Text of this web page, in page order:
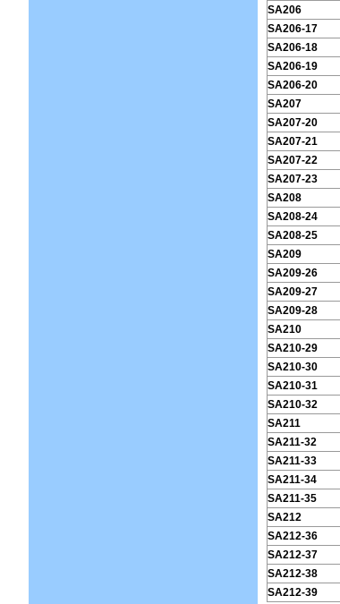
SA206
SA206-17
SA206-18
SA206-19
SA206-20
SA207
SA207-20
SA207-21
SA207-22
SA207-23
SA208
SA208-24
SA208-25
SA209
SA209-26
SA209-27
SA209-28
SA210
SA210-29
SA210-30
SA210-31
SA210-32
SA211
SA211-32
SA211-33
SA211-34
SA211-35
SA212
SA212-36
SA212-37
SA212-38
SA212-39